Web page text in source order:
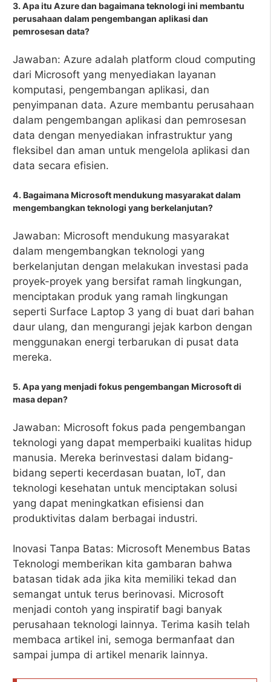
3. Apa itu Azure dan bagaimana teknologi ini membantu
perusahaan dalam pengembangan aplikasi dan
pemrosesan data?
Jawaban: Azure adalah platform cloud computing
dari Microsoft yang menyediakan layanan
komputasi, pengembangan aplikasi, dan
penyimpanan data. Azure membantu perusahaan
dalam pengembangan aplikasi dan pemrosesan
data dengan menyediakan infrastruktur yang
fleksibel dan aman untuk mengelola aplikasi dan
data secara efisien.
4. Bagaimana Microsoft mendukung masyarakat dalam
mengembangkan teknologi yang berkelanjutan?
Jawaban: Microsoft mendukung masyarakat
dalam mengembangkan teknologi yang
berkelanjutan dengan melakukan investasi pada
proyek-proyek yang bersifat ramah lingkungan,
menciptakan produk yang ramah lingkungan
seperti Surface Laptop 3 yang di buat dari bahan
daur ulang, dan mengurangi jejak karbon dengan
menggunakan energi terbarukan di pusat data
mereka.
5. Apa yang menjadi fokus pengembangan Microsoft di
masa depan?
Jawaban: Microsoft fokus pada pengembangan
teknologi yang dapat memperbaiki kualitas hidup
manusia. Mereka berinvestasi dalam bidang-
bidang seperti kecerdasan buatan, IoT, dan
teknologi kesehatan untuk menciptakan solusi
yang dapat meningkatkan efisiensi dan
produktivitas dalam berbagai industri.
Inovasi Tanpa Batas: Microsoft Menembus Batas
Teknologi memberikan kita gambaran bahwa
batasan tidak ada jika kita memiliki tekad dan
semangat untuk terus berinovasi. Microsoft
menjadi contoh yang inspiratif bagi banyak
perusahaan teknologi lainnya. Terima kasih telah
membaca artikel ini, semoga bermanfaat dan
sampai jumpa di artikel menarik lainnya.